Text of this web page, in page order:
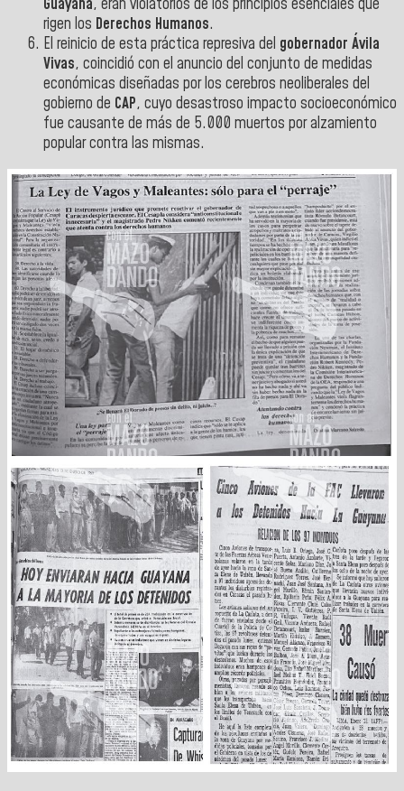
rigen los Derechos Humanos.
El reinicio de esta práctica represiva del gobernador Ávila
Vivas, coincidió con el anuncio del conjunto de medidas
económicas diseñadas por los cerebros neoliberales del
gobierno de CAP, cuyo desastroso impacto socioeconómico
fue causante de más de 5.000 muertos por alzamiento
popular contra las mismas.